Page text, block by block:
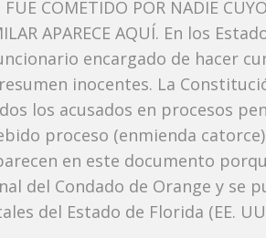
COMETIDO POR NADIE
APARECE AQUÍ. En los
encargado de hacer
inocentes. La
los acusados ​​en procesos
proceso (enmienda
en este documento
del Condado de Orange y se
del Estado de Florida (EE.